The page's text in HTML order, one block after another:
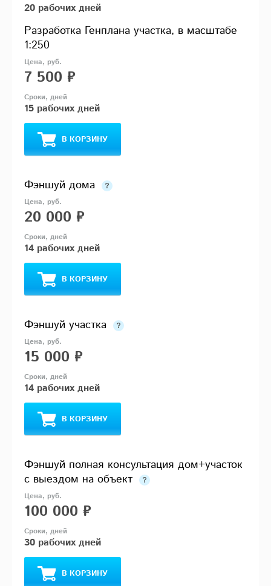
20 рабочих дней
Разработка Генплана участка, в масштабе
1:250
7 500 ₽
15 рабочих дней
В КОРЗИНУ
Фэншуй дома
20 000 ₽
14 рабочих дней
В КОРЗИНУ
Фэншуй участка
15 000 ₽
14 рабочих дней
В КОРЗИНУ
Фэншуй полная консультация дом+участок
с выездом на объект
100 000 ₽
30 рабочих дней
В КОРЗИНУ